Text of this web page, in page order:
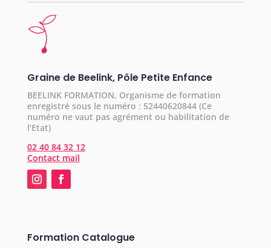
Graine de Beelink, Pôle Petite Enfance
BEELINK FORMATION, Organisme de formation
enregistré sous le numéro : 52440620844 (Ce
numéro ne vaut pas agrément ou habilitation de
l’Etat)
02 40 84 32 12
Contact mail
Formation Catalogue